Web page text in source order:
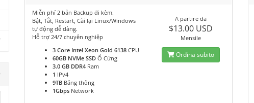
Miễn phí 2 bản Backup đi kèm.
Bật, Tắt, Restart, Cài lại Linux/Windows
tự động dễ dàng.
Hỗ trợ 24/7 chuyên nghiệp
3 Core Intel Xeon Gold 6138CPU
60GB NVMe SSDỔ Cứng
3.0 GB DDR4Ram
1 IPv4
9TBBăng thông
1GbpsNetwork
A partire da
$13.00 USD
Mensile
Ordina subito